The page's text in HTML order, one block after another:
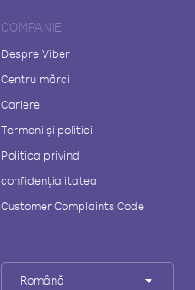
COMPANIE
Despre Viber
Centru mărci
Cariere
Termeni și politici
Politica privind
confidențialitatea
Customer Complaints Code
Română